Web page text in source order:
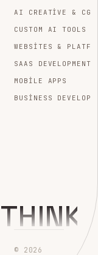
AI CREATIVE & CGI
CUSTOM AI TOOLS
WEBSITES &
SAAS DEVELOPMENT
MOBILE APPS
BUSINESS
© 2026